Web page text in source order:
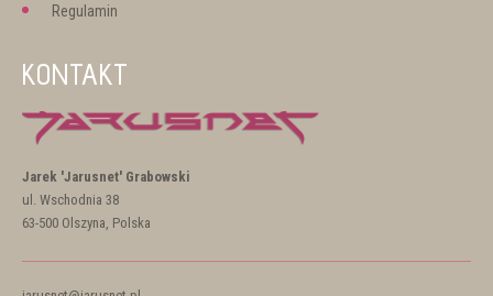
Regulamin
KONTAKT
Jarek 'Jarusnet' Grabowski
ul. Wschodnia 38
63-500 Olszyna, Polska